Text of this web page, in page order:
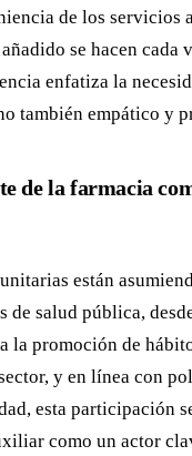
de los servicios
se hacen cada
enfatiza la
también empático y
de la farmacia
están
de salud pública,
la promoción de
y en línea con
esta participación
como un actor